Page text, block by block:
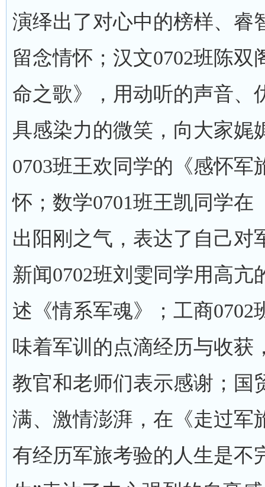
演绎出了对心中的榜样、睿
留念情怀；汉文0702班陈
命之歌》，用动听的声音、
具感染力的微笑，向大家娓
0703班王欢同学的《感怀
怀；数学0701班王凯同学
出阳刚之气，表达了自己对
新闻0702班刘雯同学用高
述《情系军魂》；工商
味着军训的点滴经历与收获
教官和老师们表示感谢；国
满、激情澎湃，在《走过军
有经历军旅考验的人生是不